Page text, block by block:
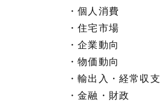
・個人消費
・住宅市場
・企業動向
・物価動向
・輸出入・経常収支
・金融・財政